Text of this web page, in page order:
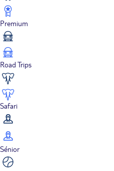
Premium
Road Trips
Safari
Sénior